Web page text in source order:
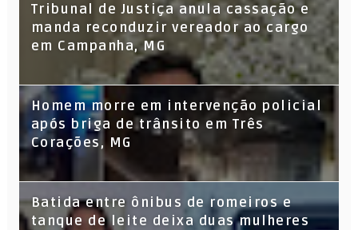
Tribunal de Justiça anula cassação e
manda reconduzir vereador ao cargo
em Campanha, MG
Homem morre em intervenção policial
após briga de trânsito em Três
Corações, MG
Batida entre ônibus de romeiros e
tanque de leite deixa duas mulheres